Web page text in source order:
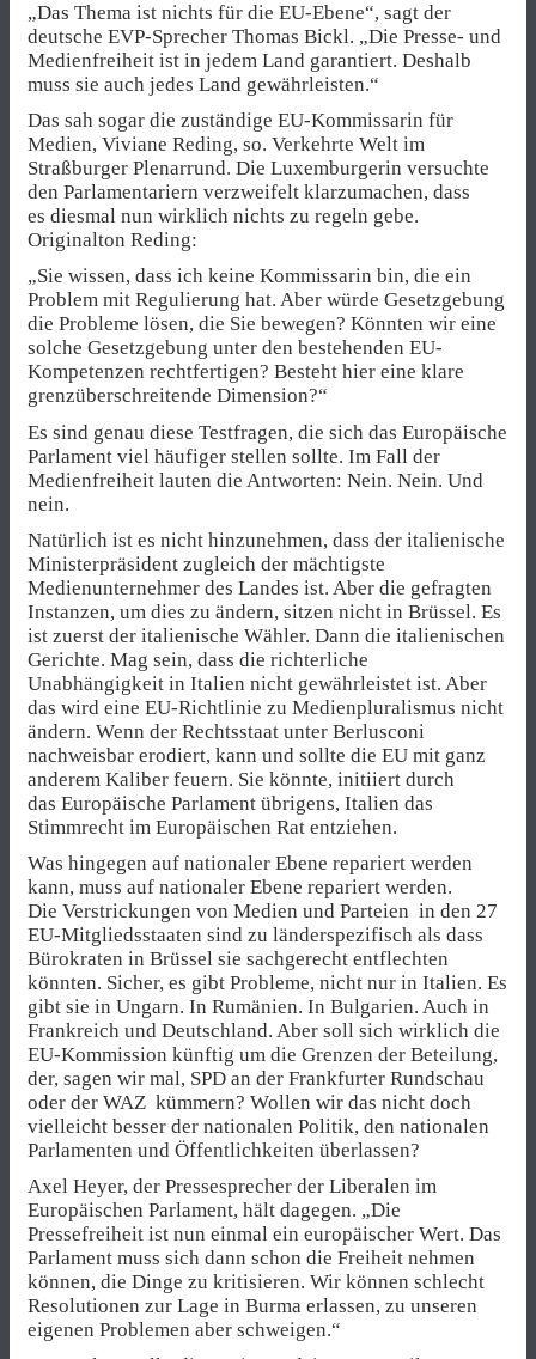
„Das Thema ist nichts für die EU-Ebene“, sagt der
deutsche EVP-Sprecher Thomas Bickl. „Die Presse- und
Medienfreiheit ist in jedem Land garantiert. Deshalb
muss sie auch jedes Land gewährleisten.“
Das sah sogar die zuständige EU-Kommissarin für
Medien, Viviane Reding, so. Verkehrte Welt im
Straßburger Plenarrund. Die Luxemburgerin versuchte
den Parlamentariern verzweifelt klarzumachen, dass
es diesmal nun wirklich nichts zu regeln gebe.
Originalton Reding:
„Sie wissen, dass ich keine Kommissarin bin, die ein
Problem mit Regulierung hat. Aber würde Gesetzgebung
die Probleme lösen, die Sie bewegen? Könnten wir eine
solche Gesetzgebung unter den bestehenden EU-
Kompetenzen rechtfertigen? Besteht hier eine klare
grenzüberschreitende Dimension?“
Es sind genau diese Testfragen, die sich das Europäische
Parlament viel häufiger stellen sollte. Im Fall der
Medienfreiheit lauten die Antworten: Nein. Nein. Und
nein.
Natürlich ist es nicht hinzunehmen, dass der italienische
Ministerpräsident zugleich der mächtigste
Medienunternehmer des Landes ist. Aber die gefragten
Instanzen, um dies zu ändern, sitzen nicht in Brüssel. Es
ist zuerst der italienische Wähler. Dann die italienischen
Gerichte. Mag sein, dass die richterliche
Unabhängigkeit in Italien nicht gewährleistet ist. Aber
das wird eine EU-Richtlinie zu Medienpluralismus nicht
ändern. Wenn der Rechtsstaat unter Berlusconi
nachweisbar erodiert, kann und sollte die EU mit ganz
anderem Kaliber feuern. Sie könnte, initiiert durch
das Europäische Parlament übrigens, Italien das
Stimmrecht im Europäischen Rat entziehen.
Was hingegen auf nationaler Ebene repariert werden
kann, muss auf nationaler Ebene repariert werden.
Die Verstrickungen von Medien und Parteien in den 27
EU-Mitgliedsstaaten sind zu länderspezifisch als dass
Bürokraten in Brüssel sie sachgerecht entflechten
könnten. Sicher, es gibt Probleme, nicht nur in Italien. Es
gibt sie in Ungarn. In Rumänien. In Bulgarien. Auch in
Frankreich und Deutschland. Aber soll sich wirklich die
EU-Kommission künftig um die Grenzen der Beteilung,
der, sagen wir mal, SPD an der Frankfurter Rundschau
oder der WAZ kümmern? Wollen wir das nicht doch
vielleicht besser der nationalen Politik, den nationalen
Parlamenten und Öffentlichkeiten überlassen?
Axel Heyer, der Pressesprecher der Liberalen im
Europäischen Parlament, hält dagegen. „Die
Pressefreiheit ist nun einmal ein europäischer Wert. Das
Parlament muss sich dann schon die Freiheit nehmen
können, die Dinge zu kritisieren. Wir können schlecht
Resolutionen zur Lage in Burma erlassen, zu unseren
eigenen Problemen aber schweigen.“